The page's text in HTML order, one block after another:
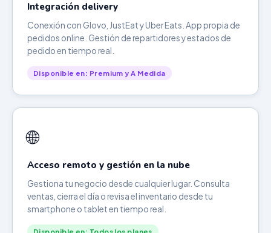
Integración delivery
Conexión con Glovo, JustEat y Uber Eats. App propia de
pedidos online. Gestión de repartidores y estados de
pedido en tiempo real.
Disponible en: Premium y A Medida
🌐
Acceso remoto y gestión en la nube
Gestiona tu negocio desde cualquier lugar. Consulta
ventas, cierra el día o revisa el inventario desde tu
smartphone o tablet en tiempo real.
Disponible en: Todos los planes